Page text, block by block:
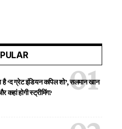
‘द ग्रेट इंडियन कपिल शो’, सलमान खान
होगी स्ट्रीमिंग?